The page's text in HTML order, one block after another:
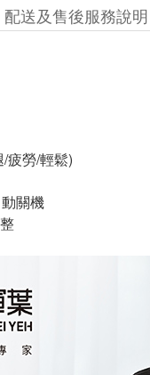
配送及售後服務說明
疲勞/輕鬆)
關機